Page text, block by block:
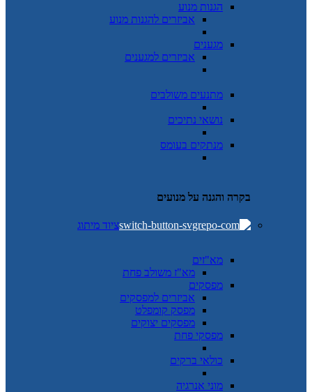
הגנות מנוע
אביזרים להגנות מנוע
מגענים
אביזרים למגענים
מתנעים משולבים
נושאי נתיכים
מנתקים בעומס
בקרה והגנה על מנועים
ציוד מיתוג
מא"זים
מא"ז משולב פחת
מפסקים
אביזרים למפסקים
מפסק קומפלט
מפסקים יצוקים
מפסקי פחת
כולאי ברקים
מוני אנרגיה